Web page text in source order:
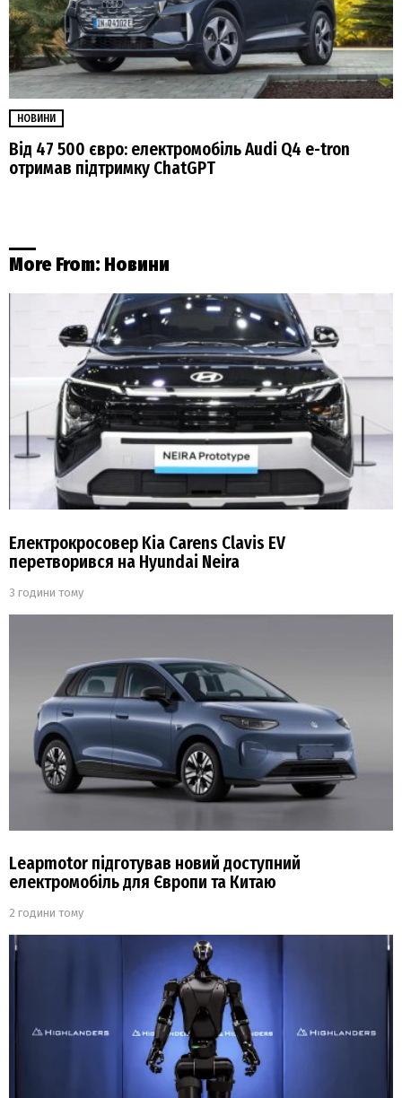
НОВИНИ
Від 47 500 євро: електромобіль Audi Q4 e-tron
отримав підтримку ChatGPT
More From: Новини
Електрокросовер Kia Carens Clavis EV
перетворився на Hyundai Neira
3 години тому
Leapmotor підготував новий доступний
електромобіль для Європи та Китаю
2 години тому